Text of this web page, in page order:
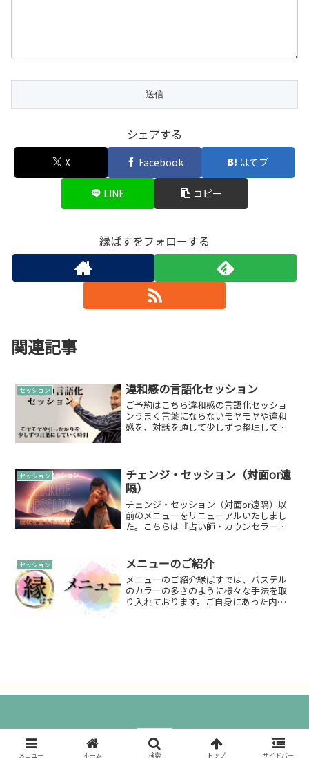
シェアする
X Facebook はてブ
LINE コピー
縁ぱすをフォローする
関連記事
セッション 違和感の言語化セッション
ご予約はこちら違和感の言語化セッショ
ンうまく言葉にならないモヤモヤや違和
感を、対話を通して少しずつ整理してい
してご利用いただけます。...
セッション
チェンジ・セッション（対面or遠
隔）
チェンジ・セッション（対面or遠隔）以
前のメニューをリニューアルいたしまし
た。こちらは『占い師・カウンセラーな
セッション？自己改革をキーワードに…
現状打破現状からのステ...
セッション メニューのご紹介
メニューのご紹介縁ぱすでは、パステル
のカラーの多さのように様々な手法を取
り入れております。ご自身にあった内容
メニュー ホーム 検索 トップ サイドバー